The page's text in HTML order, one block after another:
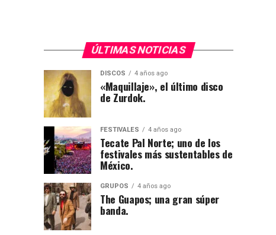
ÚLTIMAS NOTICIAS
DISCOS 4 años ago
«Maquillaje», el último disco
de Zurdok.
FESTIVALES 4 años ago
Tecate Pal Norte; uno de los
festivales más sustentables de
México.
GRUPOS 4 años ago
The Guapos; una gran súper
banda.